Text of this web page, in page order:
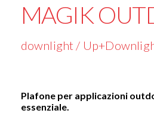
MAGIK
downlight /
Plafone per applicazioni
essenziale.